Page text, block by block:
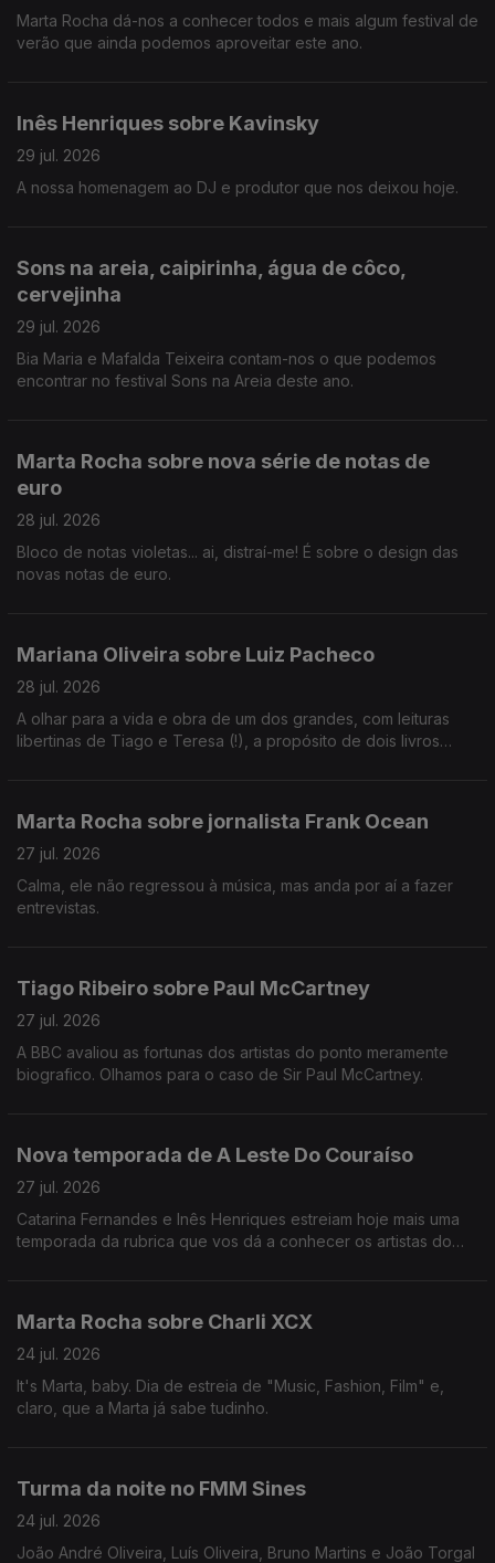
Marta Rocha dá-nos a conhecer todos e mais algum festival de
verão que ainda podemos aproveitar este ano.
Inês Henriques sobre Kavinsky
29 jul. 2026
A nossa homenagem ao DJ e produtor que nos deixou hoje.
Sons na areia, caipirinha, água de côco,
cervejinha
29 jul. 2026
Bia Maria e Mafalda Teixeira contam-nos o que podemos
encontrar no festival Sons na Areia deste ano.
Marta Rocha sobre nova série de notas de
euro
28 jul. 2026
Bloco de notas violetas... ai, distraí-me! É sobre o design das
novas notas de euro.
Mariana Oliveira sobre Luiz Pacheco
28 jul. 2026
A olhar para a vida e obra de um dos grandes, com leituras
libertinas de Tiago e Teresa (!), a propósito de dois livros
Marta Rocha sobre jornalista Frank Ocean
27 jul. 2026
Calma, ele não regressou à música, mas anda por aí a fazer
entrevistas.
Tiago Ribeiro sobre Paul McCartney
27 jul. 2026
A BBC avaliou as fortunas dos artistas do ponto meramente
biografico. Olhamos para o caso de Sir Paul McCartney.
Nova temporada de A Leste Do Couraíso
27 jul. 2026
Catarina Fernandes e Inês Henriques estreiam hoje mais uma
temporada da rubrica que vos dá a conhecer os artistas do
Marta Rocha sobre Charli XCX
24 jul. 2026
It's Marta, baby. Dia de estreia de "Music, Fashion, Film" e,
claro, que a Marta já sabe tudinho.
Turma da noite no FMM Sines
24 jul. 2026
João André Oliveira, Luís Oliveira, Bruno Martins e João Torgal